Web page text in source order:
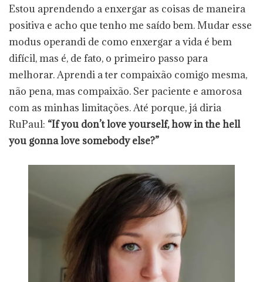
Estou aprendendo a enxergar as coisas de maneira
positiva e acho que tenho me saído bem. Mudar esse
modus operandi de como enxergar a vida é bem
difícil, mas é, de fato, o primeiro passo para
melhorar. Aprendi a ter compaixão comigo mesma,
não pena, mas compaixão. Ser paciente e amorosa
com as minhas limitações. Até porque, já diria
RuPaul: “If you don’t love yourself, how in the hell
you gonna love somebody else?”